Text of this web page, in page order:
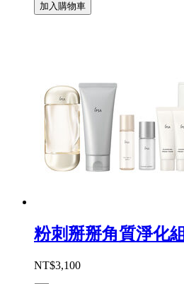
加入購物車
粉刺掰掰角質淨化組
NT$3,100